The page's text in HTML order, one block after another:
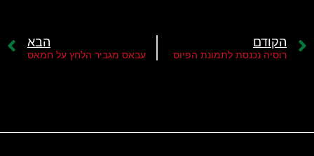
הקודם
רוסיה נכנסת לתמונת הפיוס
הבא
עבאס מגביר הלחץ על חמאס